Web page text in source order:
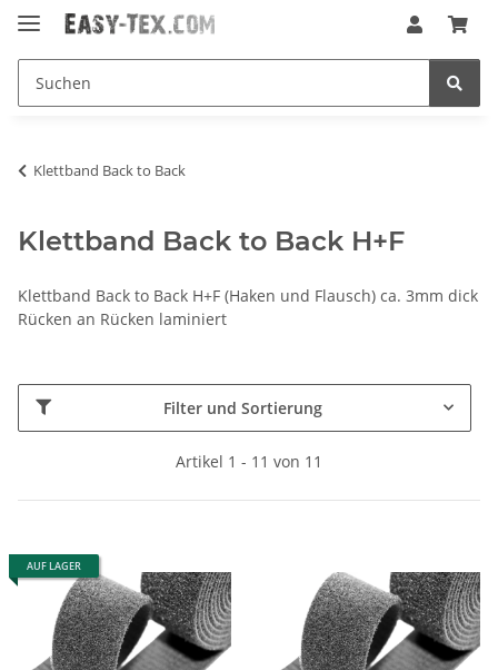
Klettband Back to Back
Klettband Back to Back H+F
Klettband Back to Back H+F (Haken und Flausch) ca. 3mm dick
Rücken an Rücken laminiert
Filter und Sortierung
Artikel 1 - 11 von 11
AUF LAGER